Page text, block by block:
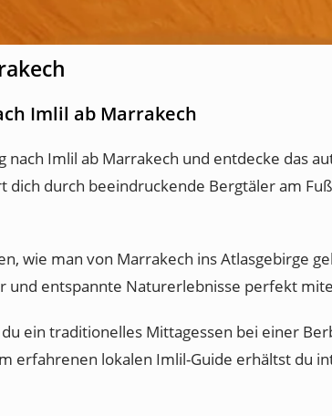
Imlil ab Marrakech
nach Imlil ab Marrakech und entdecke das
durch beeindruckende Bergtäler am
wie man von Marrakech ins Atlasgebirge
und entspannte Naturerlebnisse perfekt
ein traditionelles Mittagessen bei einer
erfahrenen lokalen Imlil-Guide erhältst du